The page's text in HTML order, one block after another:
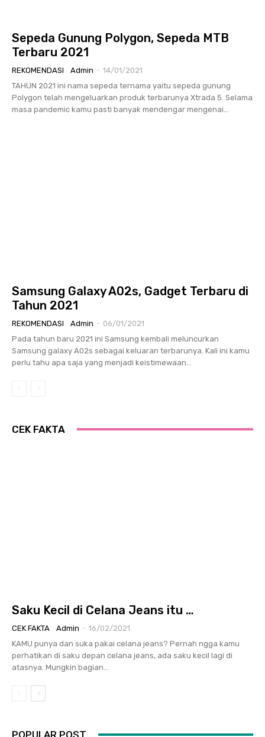
Sepeda Gunung Polygon, Sepeda MTB
Terbaru 2021
REKOMENDASI Admin - 14/01/2021
TAHUN 2021 ini nama sepeda ternama yaitu sepeda gunung
Polygon telah mengeluarkan produk terbarunya Xtrada 5. Selama
masa pandemic kamu pasti banyak mendengar mengenai...
Samsung Galaxy A02s, Gadget Terbaru di
Tahun 2021
REKOMENDASI Admin - 06/01/2021
Pada tahun baru 2021 ini Samsung kembali meluncurkan
Samsung galaxy A02s sebagai keluaran terbarunya. Kali ini kamu
perlu tahu apa saja yang menjadi keistimewaan...
CEK FAKTA
Saku Kecil di Celana Jeans itu …
CEK FAKTA Admin - 16/02/2021
KAMU punya dan suka pakai celana jeans? Pernah ngga kamu
perhatikan di saku depan celana jeans, ada saku kecil lagi di
atasnya. Mungkin bagian...
POPULAR POST